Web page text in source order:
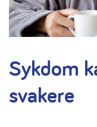
Sykdom
svakere